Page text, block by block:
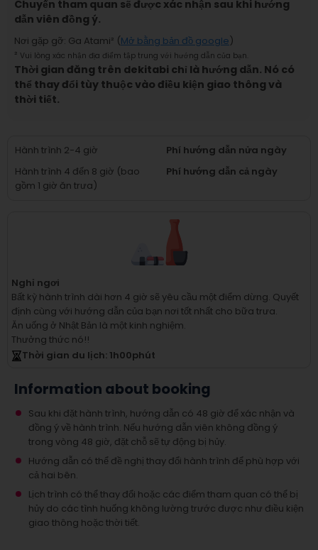
Chuyến tham quan sẽ được xác nhận sau khi hướng
dẫn viên đồng ý.
Nơi gặp gỡ: Ga Atami² (Mở bằng bản đồ google)
² Vui lòng xác nhận địa điểm tập trung với hướng dẫn của bạn.
Thời gian đăng trên dekitabi chỉ là hướng dẫn. Nó có
thể thay đổi tùy thuộc vào điều kiện giao thông và
thời tiết.
Hành trình 2-4 giờ
Phí hướng dẫn nửa ngày
Hành trình 4 đến 8 giờ (bao
gồm 1 giờ ăn trưa)
Phí hướng dẫn cả ngày
Nghỉ ngơi
Bất kỳ hành trình dài hơn 4 giờ sẽ yêu cầu một điểm dừng. Quyết
định cùng với hướng dẫn của bạn nơi tốt nhất cho bữa trưa.
Ăn uống ở Nhật Bản là một kinh nghiệm.
Thưởng thức nó!!
Thời gian du lịch: 1h00phút
Information about booking
Sau khi đặt hành trình, hướng dẫn có 48 giờ để xác nhận và
đồng ý về hành trình. Nếu hướng dẫn viên không đồng ý
trong vòng 48 giờ, đặt chỗ sẽ tự động bị hủy.
Hướng dẫn có thể đề nghị thay đổi hành trình để phù hợp với
cả hai bên.
Lịch trình có thể thay đổi hoặc các điểm tham quan có thể bị
hủy do các tình huống không lường trước được như điều kiện
giao thông hoặc thời tiết.